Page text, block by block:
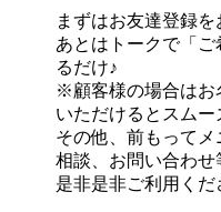
まずはお友達登録を
あとはトークで「
るだけ♪
※顧客様の場合はお
いただけるとスムー
その他、前もって
相談、お問い合わせ
是非是非ご利用くだ